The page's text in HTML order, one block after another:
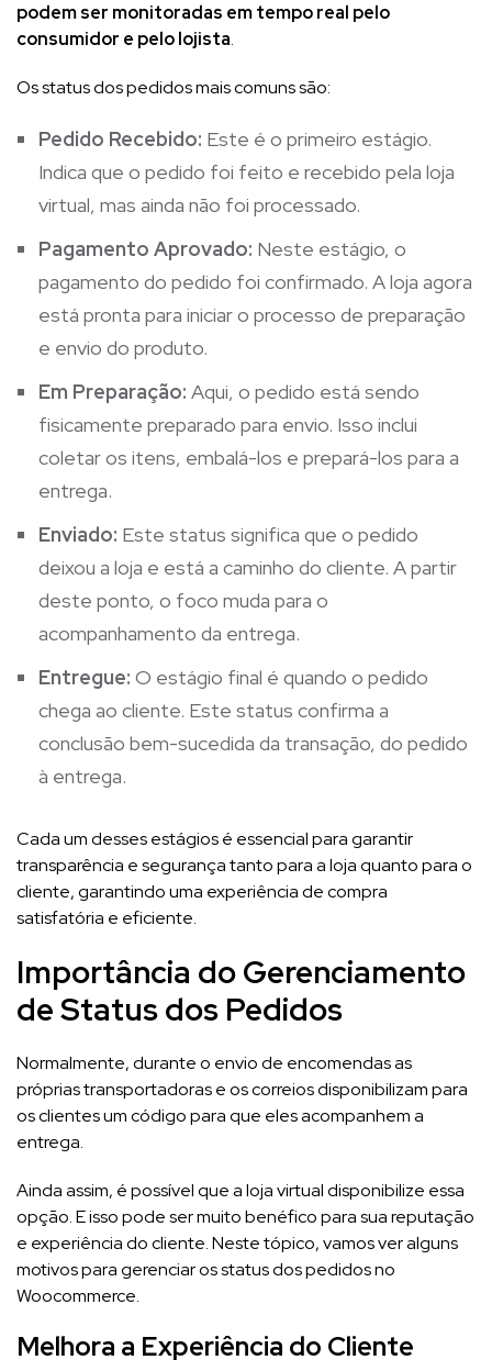
podem ser monitoradas em tempo real pelo
consumidor e pelo lojista.
Os status dos pedidos mais comuns são:
Pedido Recebido: Este é o primeiro estágio.
Indica que o pedido foi feito e recebido pela loja
virtual, mas ainda não foi processado.
Pagamento Aprovado: Neste estágio, o
pagamento do pedido foi confirmado. A loja agora
está pronta para iniciar o processo de preparação
e envio do produto.
Em Preparação: Aqui, o pedido está sendo
fisicamente preparado para envio. Isso inclui
coletar os itens, embalá-los e prepará-los para a
entrega.
Enviado: Este status significa que o pedido
deixou a loja e está a caminho do cliente. A partir
deste ponto, o foco muda para o
acompanhamento da entrega.
Entregue: O estágio final é quando o pedido
chega ao cliente. Este status confirma a
conclusão bem-sucedida da transação, do pedido
à entrega.
Cada um desses estágios é essencial para garantir
transparência e segurança tanto para a loja quanto para o
cliente, garantindo uma experiência de compra
satisfatória e eficiente.
Importância do Gerenciamento
de Status dos Pedidos
Normalmente, durante o envio de encomendas as
próprias transportadoras e os correios disponibilizam para
os clientes um código para que eles acompanhem a
entrega.
Ainda assim, é possível que a loja virtual disponibilize essa
opção. E isso pode ser muito benéfico para sua reputação
e experiência do cliente. Neste tópico, vamos ver alguns
motivos para gerenciar os status dos pedidos no
Woocommerce.
Melhora a Experiência do Cliente